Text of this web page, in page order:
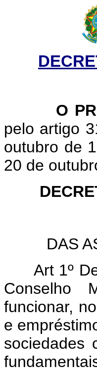
O
pelo artigo
outubro de
20 de
DAS
Art 1º
Conselho
funcionar,
e
sociedades